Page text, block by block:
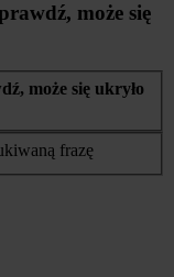
może się
może się ukryło
frazę